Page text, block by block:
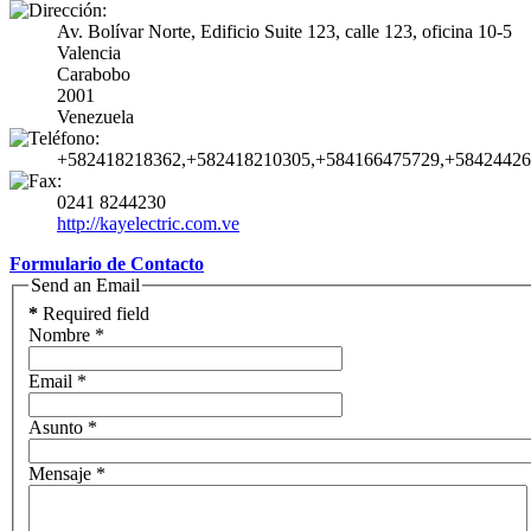
Av. Bolívar Norte, Edificio Suite 123, calle 123, oficina 10-5
Valencia
Carabobo
2001
Venezuela
0241 8244230
http://kayelectric.com.ve
Formulario de Contacto
Send an Email
* Required field
Nombre *
Email *
Asunto *
Mensaje *